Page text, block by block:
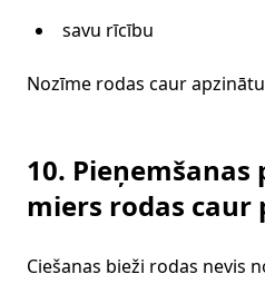
savu rīcību
Nozīme rodas caur
10.
miers rodas caur
Ciešanas bieži rodas nevis